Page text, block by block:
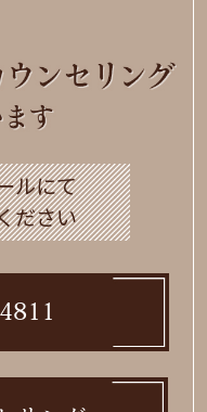
ルにて
ださい